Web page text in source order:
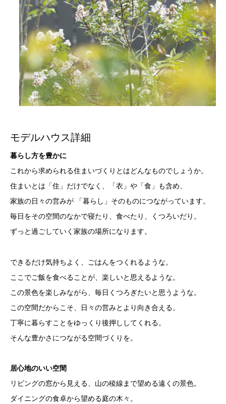
モデルハウス詳細
暮らし方を豊かに
これから求められる住まいづくりとはどんなものでしょうか。
住まいとは「住」だけでなく、「衣」や「食」も含め、
家族の日々の営みが 「暮らし」そのものにつながっています。
毎日をその空間のなかで寝たり、食べたり、くつろいだり。
ずっと過ごしていく家族の場所になります。
できるだけ気持ちよく、ごはんをつくれるような。
ここでご飯を食べることが、楽しいと思えるような。
この景色を楽しみながら、毎日くつろぎたいと思うような。
この空間だからこそ、日々の営みとより向き合える。
丁寧に暮らすことをゆっくり後押ししてくれる。
そんな豊かさにつながる空間づくりを。
居心地のいい空間
リビングの窓から見える、山の稜線まで望める遠くの景色。
ダイニングの食卓から望める庭の木々。